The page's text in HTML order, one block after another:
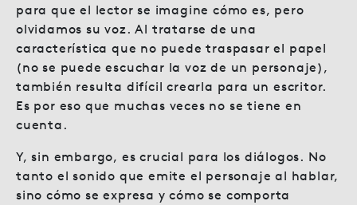
para que el lector se imagine cómo es, pero
olvidamos su voz. Al tratarse de una
característica que no puede traspasar el papel
(no se puede escuchar la voz de un personaje),
también resulta difícil crearla para un escritor.
Es por eso que muchas veces no se tiene en
cuenta.
Y, sin embargo, es crucial para los diálogos. No
tanto el sonido que emite el personaje al hablar,
sino cómo se expresa y cómo se comporta